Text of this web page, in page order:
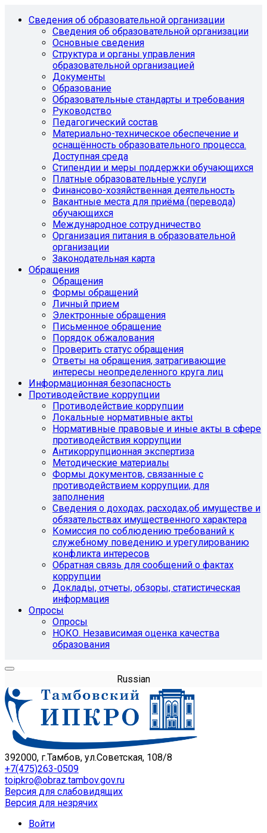
Сведения об образовательной организации
Сведения об образовательной организации
Основные сведения
Структура и органы управления
образовательной организацией
Документы
Образование
Образовательные стандарты и требования
Руководство
Педагогический состав
Материально-техническое обеспечение и
оснащённость образовательного процесса.
Доступная среда
Стипендии и меры поддержки обучающихся
Платные образовательные услуги
Финансово-хозяйственная деятельность
Вакантные места для приёма (перевода)
обучающихся
Международное сотрудничество
Организация питания в образовательной
организации
Законодательная карта
Обращения
Обращения
Формы обращений
Личный прием
Электронные обращения
Письменное обращение
Порядок обжалования
Проверить статус обращения
Ответы на обращения, затрагивающие
интересы неопределенного круга лиц
Информационная безопасность
Противодействие коррупции
Противодействие коррупции
Локальные нормативные акты
Нормативные правовые и иные акты в сфере
противодействия коррупции
Антикоррупционная экспертиза
Методические материалы
Формы документов, связанные с
противодействием коррупции, для
заполнения
Сведения о доходах, расходах,об имуществе и
обязательствах имущественного характера
Комиссия по соблюдению требований к
служебному поведению и урегулированию
конфликта интересов
Обратная связь для сообщений о фактах
коррупции
Доклады, отчеты, обзоры, статистическая
информация
Опросы
Опросы
НОКО. Независимая оценка качества
образования
Russian
392000, г.Тамбов, ул.Советская, 108/8
+7(475)263-0509
toipkro@obraz.tambov.gov.ru
Версия для слабовидящих
Версия для незрячих
Войти